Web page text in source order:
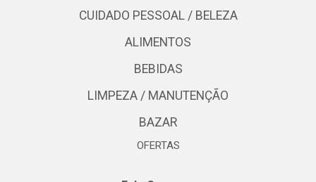
CUIDADO PESSOAL / BELEZA
ALIMENTOS
BEBIDAS
LIMPEZA / MANUTENÇÃO
BAZAR
OFERTAS